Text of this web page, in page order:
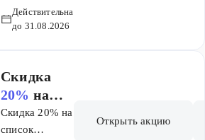
Минерал
89
Действительна
до 31.08.2026
Скидка
20% на
список
товаров
Скидка 20% на
список
Открыть акцию